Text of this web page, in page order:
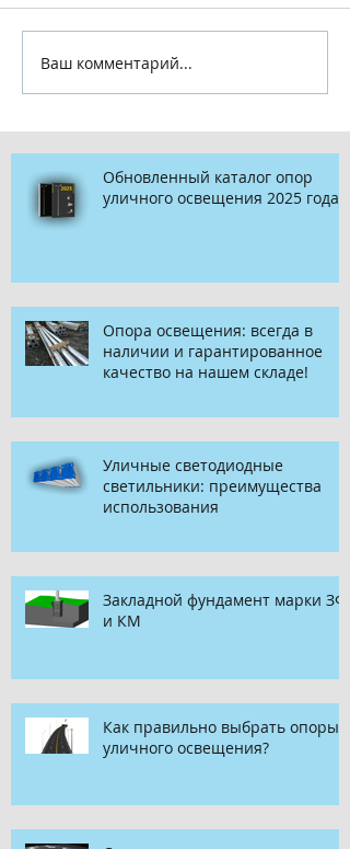
Ваш комментарий...
Обновленный каталог опор
уличного освещения 2025 года
Опора освещения: всегда в
наличии и гарантированное
качество на нашем складе!
Уличные светодиодные
светильники: преимущества
использования
Закладной фундамент марки ЗФ
и КМ
Как правильно выбрать опоры
уличного освещения?